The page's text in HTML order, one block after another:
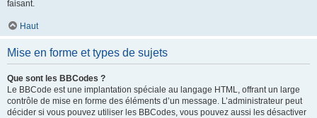
faisant.
Haut
Mise en forme et types de sujets
Que sont les BBCodes ?
Le BBCode est une implantation spéciale au langage HTML, offrant un large
contrôle de mise en forme des éléments d’un message. L’administrateur peut
décider si vous pouvez utiliser les BBCodes, vous pouvez aussi les désactiver